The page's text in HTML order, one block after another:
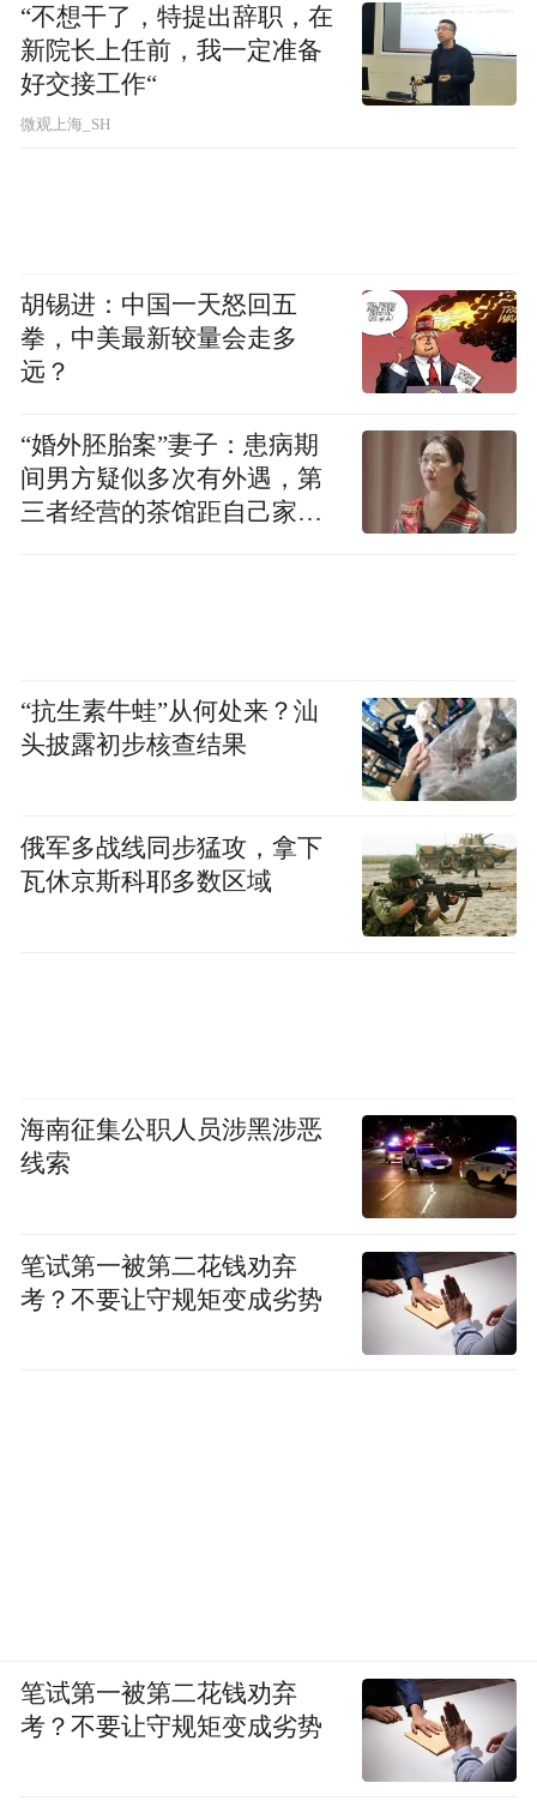
“不想干了，特提出辞职，在
新院长上任前，我一定准备
好交接工作“
微观上海_SH
胡锡进：中国一天怒回五
拳，中美最新较量会走多
远？
“婚外胚胎案”妻子：患病期
间男方疑似多次有外遇，第
三者经营的茶馆距自己家步
“抗生素牛蛙”从何处来？汕
头披露初步核查结果
俄军多战线同步猛攻，拿下
瓦休京斯科耶多数区域
海南征集公职人员涉黑涉恶
线索
笔试第一被第二花钱劝弃
考？不要让守规矩变成劣势
笔试第一被第二花钱劝弃
考？不要让守规矩变成劣势